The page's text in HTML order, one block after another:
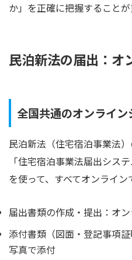
か」を正確に把握することが
民泊新法の届出：オ
全国共通のオンライ
民泊新法（住宅宿泊事業法
「住宅宿泊事業法届出シス
を使って、すべてオンライン
届出書類の作成・提出：オ
添付書類（図面・登記事項
写真で添付